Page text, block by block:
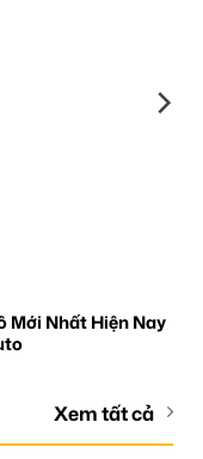
Mới Nhất Hiện Nay
Xem tất cả